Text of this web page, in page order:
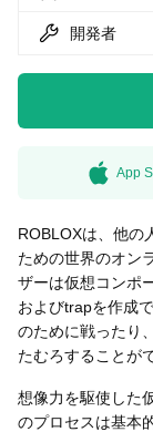
無料猫ミ
開発者
App
ROBLOXは、他の
ための世界のオン
ザーは仮想コンポ
およびtrapを作成
のために戦ったり
たむろすることが
想像力を駆使した
のプロセスは基本